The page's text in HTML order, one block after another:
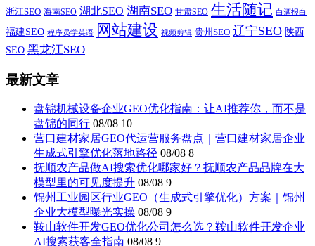
浙江SEO 海南SEO 湖北SEO 湖南SEO 甘肃SEO 生活随记 白酒报白
福建SEO 程序员学英语 网站建设 视频剪辑 贵州SEO 辽宁SEO 陕西
SEO 黑龙江SEO
最新文章
盘锦机械设备企业GEO优化指南：让AI推荐你，而不是
盘锦的同行 08/08 10
营口建材家居GEO代运营服务盘点｜营口建材家居企业
生成式引擎优化落地路径 08/08 8
抚顺农产品做AI搜索优化哪家好？抚顺农产品品牌在大
模型里的可见度提升 08/08 9
锦州工业园区行业GEO（生成式引擎优化）方案｜锦州
企业大模型曝光实操 08/08 9
鞍山软件开发GEO优化公司怎么选？鞍山软件开发企业
AI搜索获客全指南 08/08 9